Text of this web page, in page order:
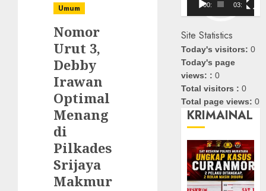
Umum
Nomor
Urut 3,
Debby
Irawan
Optimal
Menang
di
Pilkades
Srijaya
Makmur
00:00 03:08
Site Statistics
Today's visitors:0
Today's page
views: :0
Total visitors :0
Total page views:0
KRIMAINAL